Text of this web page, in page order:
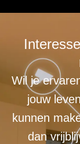
Wil je
jouw
kunnen
dan